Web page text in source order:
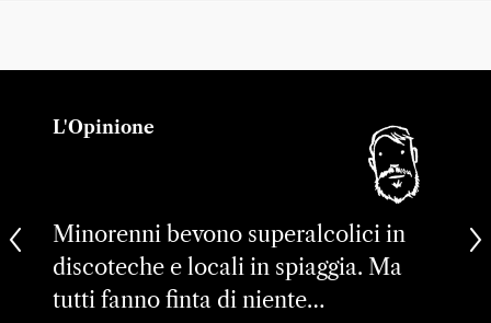
L'Opinione
Minorenni bevono superalcolici in
discoteche e locali in spiaggia. Ma
tutti fanno finta di niente…